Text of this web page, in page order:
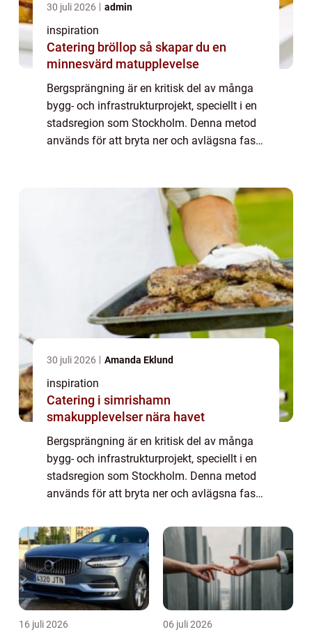
30 juli 2026 admin
inspiration
Catering bröllop så skapar du en
minnesvärd matupplevelse
Bergsprängning är en kritisk del av många
bygg- och infrastrukturprojekt, speciellt i en
stadsregion som Stockholm. Denna metod
används för att bryta ner och avlägsna fast
30 juli 2026 Amanda Eklund
inspiration
Catering i simrishamn
smakupplevelser nära havet
Bergsprängning är en kritisk del av många
bygg- och infrastrukturprojekt, speciellt i en
stadsregion som Stockholm. Denna metod
används för att bryta ner och avlägsna fast
16 juli 2026 06 juli 2026